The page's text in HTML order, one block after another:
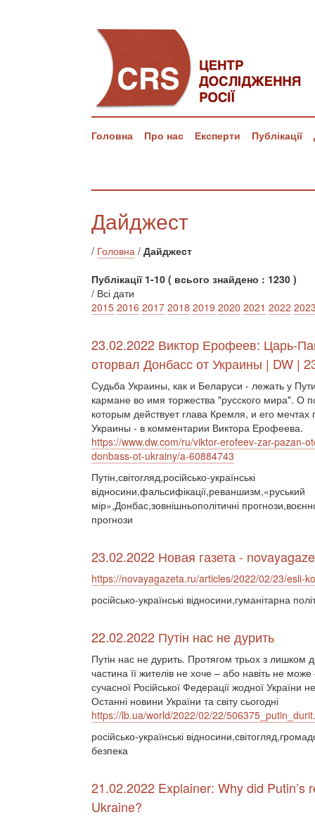
Головна Про нас Експерти Публікації
Дайджест
/ Головна / Дайджест
Публікації 1-10 ( всього знайдено : 1230 )
/ Всі дати
2015 2016 2017 2018 2019 2020 2021 2022
23.02.2022 Виктор Ерофеев: Царь-
оторвал Донбасс от Украины | DW |
Судьба Украины, как и Беларуси - лежать у
кармане во имя торжества "русского мира". О
которым действует глава Кремля, и его мечтах
Украины - в комментарии Виктора Ерофеева.
https://www.dw.com/ru/viktor-erofeev-zar-pazan-
donbass-ot-ukrainy/a-60884743
Путін,світогляд,російсько-українські
відносини,фальсифікації,реваншизм,«руський
мір»,Донбас,зовнішньополітичні
прогнози
23.02.2022 Новая газета -
https://novayagazeta.ru/articles/2022/02/23/esli-
російсько-українські відносини,гуманітарна
22.02.2022 Путін нас не дурить
Путін нас не дурить. Протягом трьох з лишком
частина її жителів не хоче – або навіть не
сучасної Російської Федерації жодної України
Останні новини України та світу сьогодні
https://lb.ua/world/2022/02/22/
російсько-українські
безпека
21.02.2022 Explainer: Why did
Ukraine?